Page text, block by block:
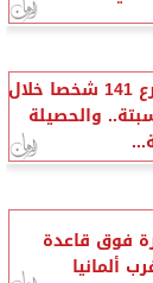
حقوقيون مغاربة: مصرع 141 شخصا خلال
والحصيلة
فوق قاعدة
ألمانيا